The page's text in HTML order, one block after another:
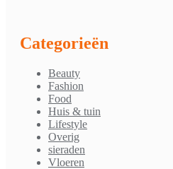
Categorieën
Beauty
Fashion
Food
Huis & tuin
Lifestyle
Overig
sieraden
Vloeren